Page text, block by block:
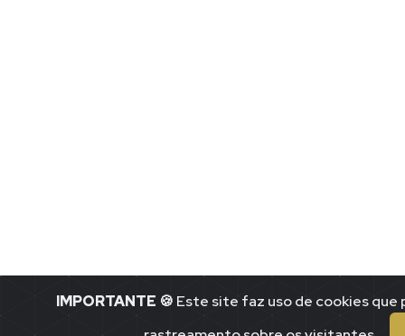
IMPORTANTE 🍪 Este site faz uso de cookies